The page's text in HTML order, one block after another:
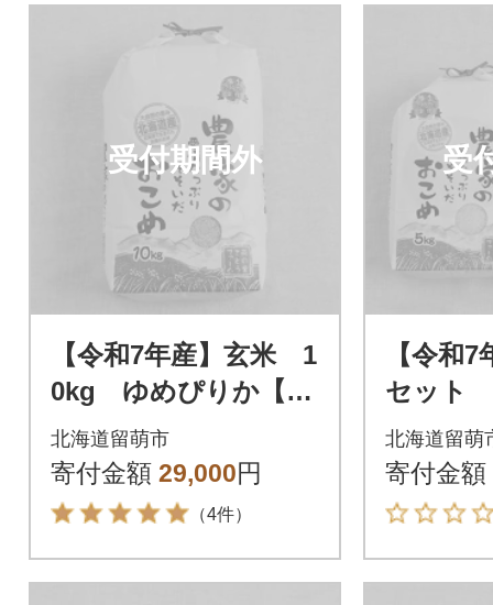
受付期間外
【令和7年産】玄米 1
0kg ゆめぴりか【北
海道留萌産】
北海道留萌市
寄付金額 29,000円
（4件）
受
【令和
セット
ぼし5kg
5kg)【
北海道留萌
寄付金額